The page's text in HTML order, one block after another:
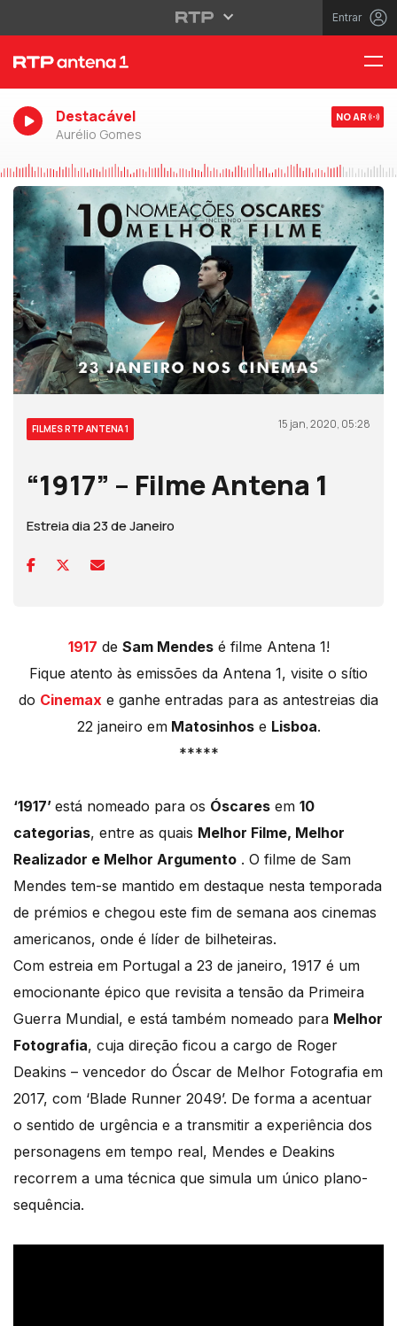
Entrar
Destacável
Aurélio Gomes
NO AR
FILMES RTP ANTENA 1 15 jan, 2020, 05:28
“1917” – Filme Antena 1
Estreia dia 23 de Janeiro
1917 de Sam Mendesé filme Antena 1!
Fique atento às emissões da Antena 1, visite o sítio
do Cinemax e ganhe entradas para as antestreias dia
22 janeiro emMatosinhose Lisboa.
*****
‘1917’ está nomeado para os Óscares em 10
categorias, entre as quais Melhor Filme, Melhor
Realizador e Melhor Argumento . O filme de Sam
Mendes tem-se mantido em destaque nesta temporada
de prémios e chegou este fim de semana aos cinemas
americanos, onde é líder de bilheteiras.
Com estreia em Portugal a 23 de janeiro, 1917 é um
emocionante épico que revisita a tensão da Primeira
Guerra Mundial, e está também nomeado para Melhor
Fotografia, cuja direção ficou a cargo de Roger
Deakins – vencedor do Óscar de Melhor Fotografia em
2017, com ‘Blade Runner 2049’. De forma a acentuar
o sentido de urgência e a transmitir a experiência dos
personagens em tempo real, Mendes e Deakins
recorrem a uma técnica que simula um único plano-
sequência.